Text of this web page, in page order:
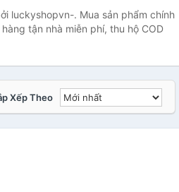
luckyshopvn-. Mua sản phẩm chính
tận nhà miễn phí, thu hộ COD
Xếp Theo